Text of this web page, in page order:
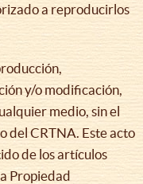
a reproducirlos
y/o modificación,
medio, sin el
del CRTNA. Este acto
de los artículos
Propiedad